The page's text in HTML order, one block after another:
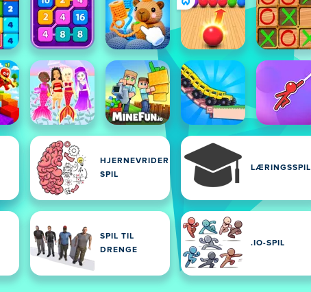
HJERNEVRIDER
SPIL
LÆRINGSSPIL
SPIL TIL
DRENGE
.IO-SPIL